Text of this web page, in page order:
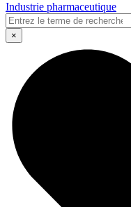
Industrie pharmaceutique
×